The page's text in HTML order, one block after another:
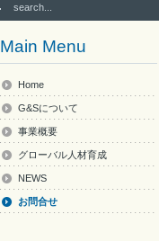
Main Menu
Home
G&Sについて
事業概要
グローバル人材育成
NEWS
お問合せ